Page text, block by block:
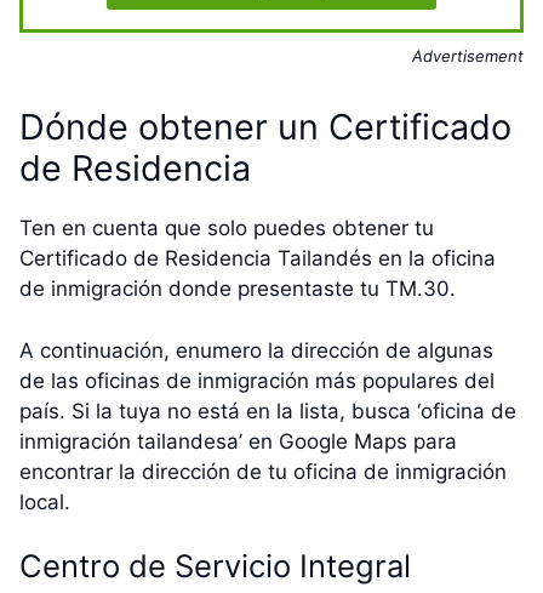
Advertisement
Dónde obtener un Certificado
de Residencia
Ten en cuenta que solo puedes obtener tu
Certificado de Residencia Tailandés en la oficina
de inmigración donde presentaste tu TM.30.
A continuación, enumero la dirección de algunas
de las oficinas de inmigración más populares del
país. Si la tuya no está en la lista, busca ‘oficina de
inmigración tailandesa’ en Google Maps para
encontrar la dirección de tu oficina de inmigración
local.
Centro de Servicio Integral